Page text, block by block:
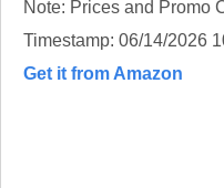
Note: Prices and Promo
Timestamp: 06/14/2026
Get it from Amazon